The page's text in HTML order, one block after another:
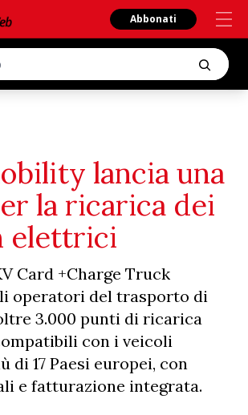
Abbonati
lancia una
la ricarica dei
elettrici
Card +Charge Truck
operatori del trasporto di
3.000 punti di ricarica
con i veicoli
di 17 Paesi europei, con
e fatturazione integrata.